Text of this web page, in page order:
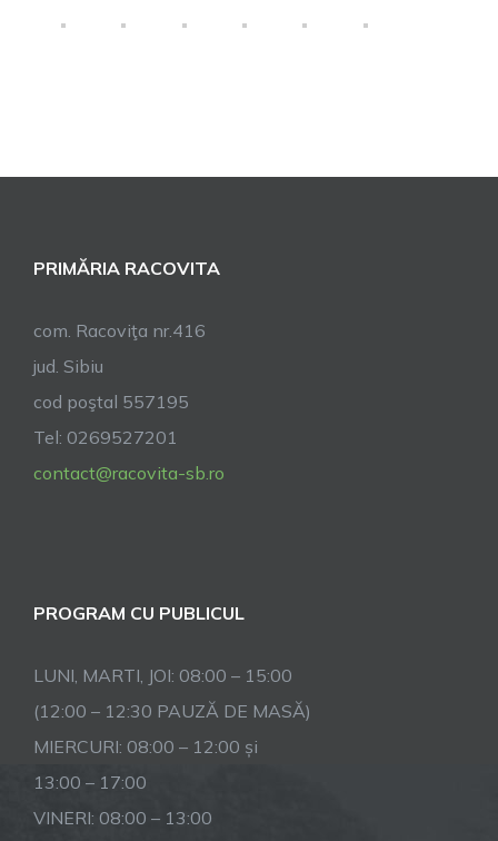
PRIMĂRIA RACOVITA
com. Racoviţa nr.416
jud. Sibiu
cod poştal 557195
Tel: 0269527201
contact@racovita-sb.ro
PROGRAM CU PUBLICUL
LUNI, MARTI, JOI: 08:00 – 15:00
(12:00 – 12:30 PAUZĂ DE MASĂ)
MIERCURI: 08:00 – 12:00 și
13:00 – 17:00
VINERI: 08:00 – 13:00